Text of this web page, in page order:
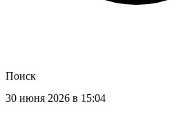
Поиск
30 июня 2026 в 15:04